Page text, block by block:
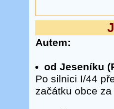
Autem:
od Jeseníku
Po silnici I/44
začátku obce